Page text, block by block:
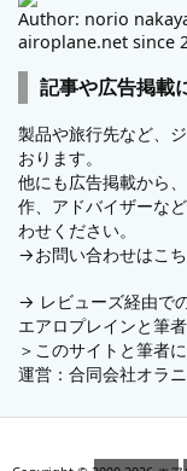
Author: norio
airoplane.net since
記事や広告掲載
製品や旅行先など、
おります。
他にも広告掲載から
作、アドバイザーな
わせください。
→お問い合わせはこち
→ レビューズ経由で
エアロプレインと筆
＞ このサイトと筆者
運営： 合同会社オラ